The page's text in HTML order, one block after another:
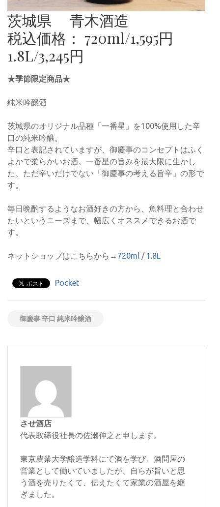
茨城県 青木酒造
税込価格： 720ml/1,595円
1.8L/3,245円
★季節限定商品★
純米吟醸酒
茨城県のオリジナル品種「一番星」を100%使用した辛
口の純米吟醸。
辛口と表記されていますが、御慶事のコンセプトはふく
よかで柔らかいお酒。一番星の旨みを最大限に生かし
た、ただ辛いだけでない「御慶事の考える旨辛」の形で
す。
毎日晩酌するようなお酒好きの方から、魚料理と合わせ
たいというニーズまで、幅広くオススメできるお酒で
す。
ネットショップはこちらから→ 720ml / 1.8L
Pocket
御慶事 辛口 純米吟醸酒
させ酒店
代表取締役社長の佐瀬伸之と申します。
東京農業大学醸造学科にて酒を学び、酒問屋の
営業として働いていましたが、自らが旨いと思
う酒を売りたくて、伝えたくて家業の酒屋を継
ぎました。